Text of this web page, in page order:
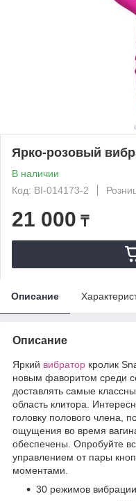
Ярко-розовый
В наличии
Код: BI-014173-2
21 000 ₸
Описание
Описание
Яркий вибратор кролик
новым фаворитом среди
доставлять самые
область клитора.
головку полового члена,
ощущения во время
обеспечены. Опробуйте
управлением от пары
моментами.
30 режимов вибрации